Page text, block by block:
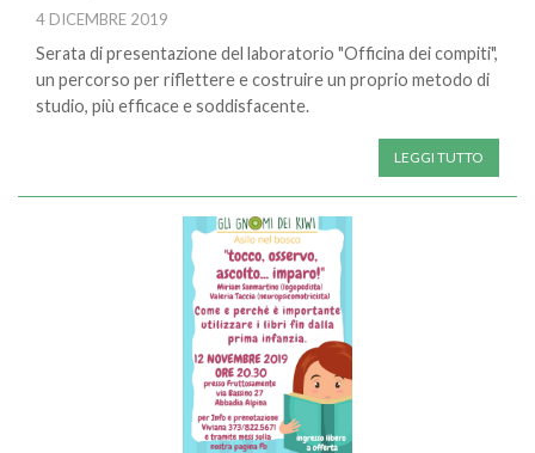
4 DICEMBRE 2019
Serata di presentazione del laboratorio "Officina dei compiti",
un percorso per riflettere e costruire un proprio metodo di
studio, più efficace e soddisfacente.
LEGGI TUTTO